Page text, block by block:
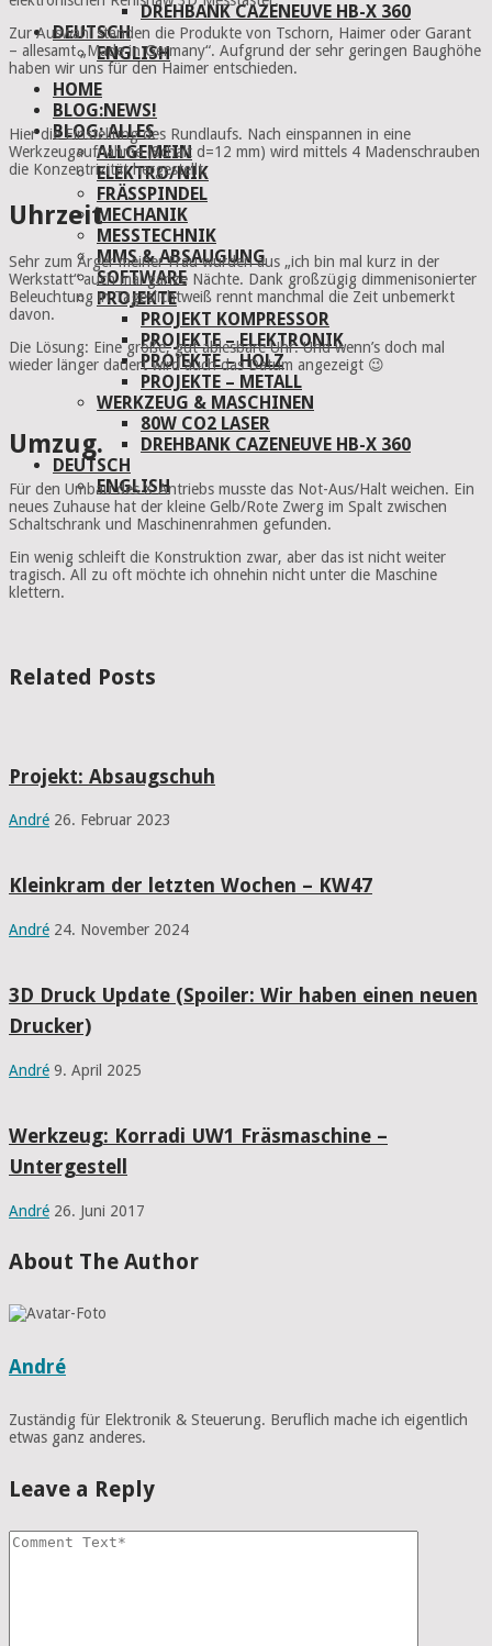
DREHBANK CAZENEUVE HB-X 360
DEUTSCH
ENGLISH
HOME
BLOG:NEWS!
BLOG: ALLES
ALLGEMEIN
ELEKTRO/NIK
FRÄSSPINDEL
MECHANIK
MESSTECHNIK
MMS & ABSAUGUNG
SOFTWARE
PROJEKTE
PROJEKT KOMPRESSOR
PROJEKTE – ELEKTRONIK
PROJEKTE – HOLZ
PROJEKTE – METALL
WERKZEUG & MASCHINEN
80W CO2 LASER
DREHBANK CAZENEUVE HB-X 360
DEUTSCH
ENGLISH
Zur Auswahl standen die Produkte von Tschorn, Haimer oder Garant
– allesamt „Made in Germany“. Aufgrund der sehr geringen Baughöhe
haben wir uns für den Haimer entschieden.
Hier die Einstellung des Rundlaufs. Nach einspannen in eine
Werkzeugaufnahme (Schalt d=12 mm) wird mittels 4 Madenschrauben
die Konzentrizität hergestellt.
Uhrzeit
Sehr zum Ärger meiner Frau wurden aus „ich bin mal kurz in der
Werkstatt“ auch mal ganze Nächte. Dank großzügig dimmenisonierter
Beleuchtung in Tageslichtweiß rennt manchmal die Zeit unbemerkt
davon.
Die Lösung: Eine große, gut ablesbare Uhr. Und wenn’s doch mal
wieder länger dauert wird auch das Datum angezeigt 😉
Umzug.
Für den Umbau des X-Antriebs musste das Not-Aus/Halt weichen. Ein
neues Zuhause hat der kleine Gelb/Rote Zwerg im Spalt zwischen
Schaltschrank und Maschinenrahmen gefunden.
Ein wenig schleift die Konstruktion zwar, aber das ist nicht weiter
tragisch. All zu oft möchte ich ohnehin nicht unter die Maschine
klettern.
Related Posts
Projekt: Absaugschuh
André 26. Februar 2023
Kleinkram der letzten Wochen – KW47
André 24. November 2024
3D Druck Update (Spoiler: Wir haben einen neuen
Drucker)
André 9. April 2025
Werkzeug: Korradi UW1 Fräsmaschine –
Untergestell
André 26. Juni 2017
About The Author
André
Zuständig für Elektronik & Steuerung. Beruflich mache ich eigentlich
etwas ganz anderes.
Leave a Reply